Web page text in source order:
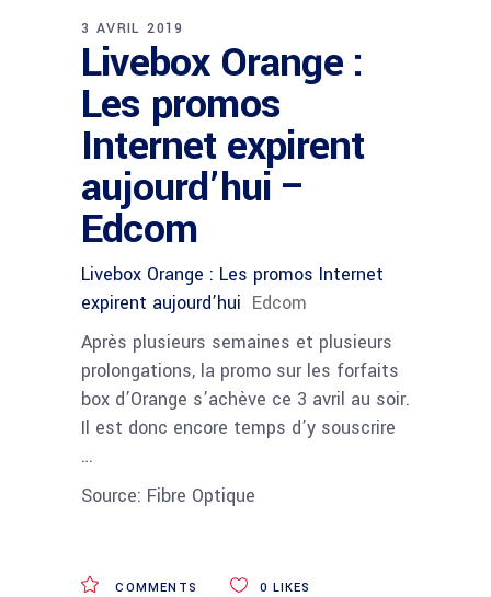
3 AVRIL 2019
Livebox Orange :
Les promos
Internet expirent
aujourd’hui –
Edcom
Livebox Orange : Les promos Internet
expirent aujourd’hui Edcom
Après plusieurs semaines et plusieurs
prolongations, la promo sur les forfaits
box d’Orange s’achève ce 3 avril au soir.
Il est donc encore temps d’y souscrire
…
Source: Fibre Optique
COMMENTS 0 LIKES